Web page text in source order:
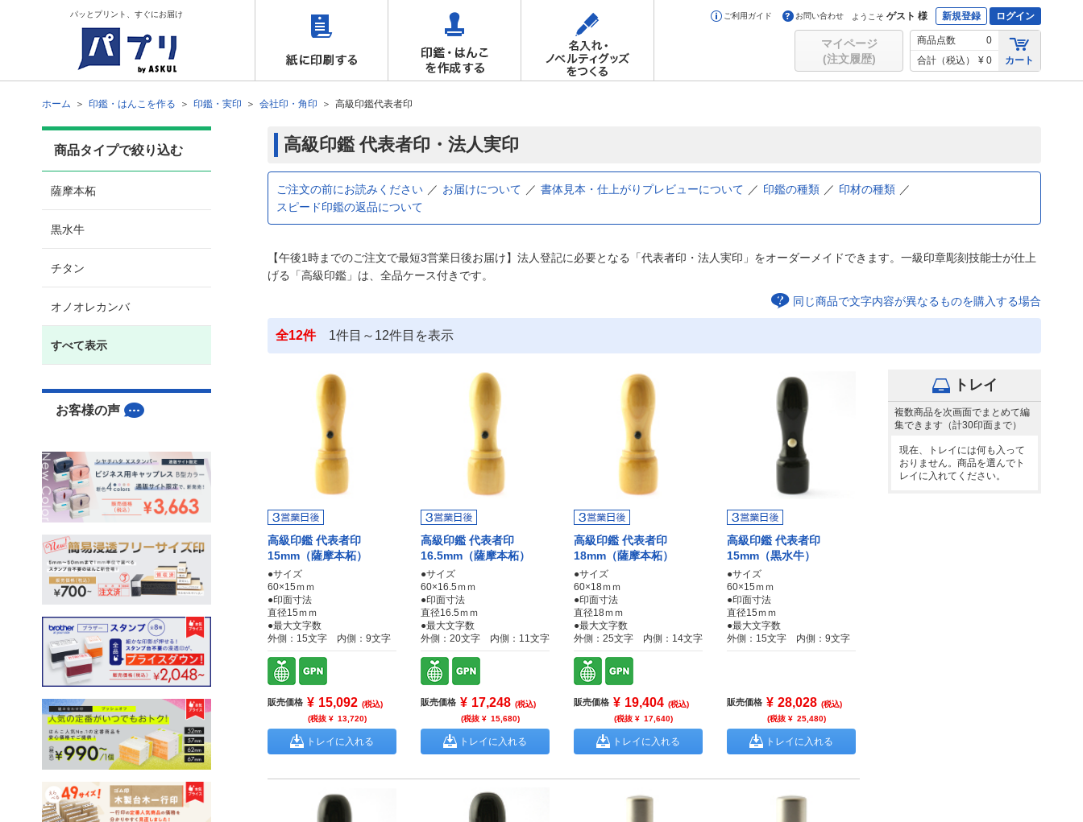
パッとプリント、すぐにお届け ご利用ガイド お問い合わせ ようこそ ゲスト 様 新規登録 ログイン
マイページ
(注文履歴)
商品点数
0
合計（税込）
¥ 0 カート
ホーム 印鑑・はんこを作る 印鑑・実印 会社印・角印 高級印鑑代表者印
商品タイプで絞り込む
薩摩本柘
黒水牛
チタン
オノオレカンバ
すべて表示
お客様の声
高級印鑑 代表者印・法人実印
ご注文の前にお読みください お届けについて 書体見本・仕上がりプレビューについて 印鑑の種類
印材の種類
スピード印鑑の返品について
【午後1時までのご注文で最短3営業日後お届け】法人登記に必要となる「代表者印・法人実印」をオーダーメイドできます。一級印章彫刻技能士が仕上
げる「高級印鑑」は、全品ケース付きです。
同じ商品で文字内容が異なるものを購入する場合
全12件 1件目～ 12件目を表示
高級印鑑 代表者印
15mm（薩摩本柘）
●サイズ
60×15ｍｍ
●印面寸法
直径15ｍｍ
●最大文字数
外側：15文字 内側：9文字
販売価格 ¥ 15,092 (税込)
(税抜 ¥ 13,720)
トレイに入れる
高級印鑑 代表者印
16.5mm（薩摩本柘）
●サイズ
60×16.5ｍｍ
●印面寸法
直径16.5ｍｍ
●最大文字数
外側：20文字 内側：11文字
販売価格 ¥ 17,248 (税込)
(税抜 ¥ 15,680)
トレイに入れる
高級印鑑 代表者印
18mm（薩摩本柘）
●サイズ
60×18ｍｍ
●印面寸法
直径18ｍｍ
●最大文字数
外側：25文字 内側：14文字
販売価格 ¥ 19,404 (税込)
(税抜 ¥ 17,640)
トレイに入れる
高級印鑑 代表者印
15mm（黒水牛）
●サイズ
60×15ｍｍ
●印面寸法
直径15ｍｍ
●最大文字数
外側：15文字 内側：9文字
販売価格 ¥ 28,028 (税込)
(税抜 ¥ 25,480)
トレイに入れる
トレイ
複数商品を次画面でまとめて編
集できます（計30印面まで）
現在、トレイには何も入って
おりません。商品を選んでト
レイに入れてください。